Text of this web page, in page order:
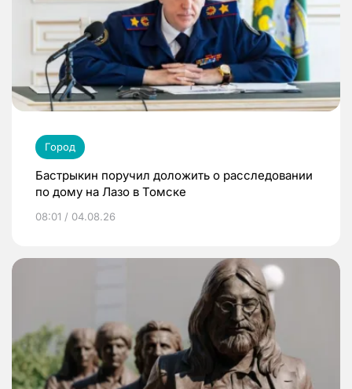
Город
Бастрыкин поручил доложить о расследовании
по дому на Лазо в Томске
08:01 / 04.08.26